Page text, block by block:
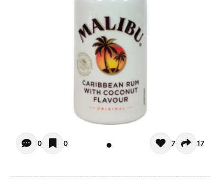
Opiniones - In questo momento non ci sono commenti.
0 0 7 17